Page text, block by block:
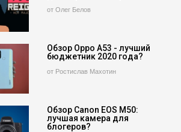
от Олег Белов
Обзор Oppo A53 - лучший
бюджетник 2020 года?
от Ростислав Махотин
Обзор Canon EOS M50:
лучшая камера для
блогеров?